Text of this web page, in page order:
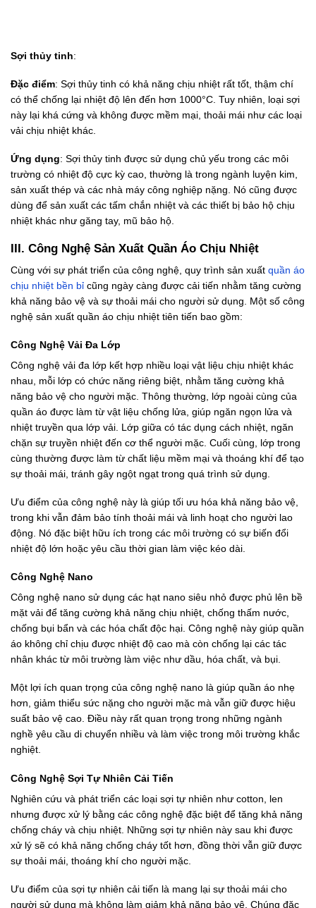
Sợi thủy tinh:
Đặc điểm: Sợi thủy tinh có khả năng chịu nhiệt rất tốt, thậm chí
có thể chống lại nhiệt độ lên đến hơn 1000°C. Tuy nhiên, loại sợi
này lại khá cứng và không được mềm mại, thoải mái như các loại
vải chịu nhiệt khác.
Ứng dụng: Sợi thủy tinh được sử dụng chủ yếu trong các môi
trường có nhiệt độ cực kỳ cao, thường là trong ngành luyện kim,
sản xuất thép và các nhà máy công nghiệp nặng. Nó cũng được
dùng để sản xuất các tấm chắn nhiệt và các thiết bị bảo hộ chịu
nhiệt khác như găng tay, mũ bảo hộ.
III. Công Nghệ Sản Xuất Quần Áo Chịu Nhiệt
Cùng với sự phát triển của công nghệ, quy trình sản xuất quần áo
chịu nhiệt bền bỉ cũng ngày càng được cải tiến nhằm tăng cường
khả năng bảo vệ và sự thoải mái cho người sử dụng. Một số công
nghệ sản xuất quần áo chịu nhiệt tiên tiến bao gồm:
Công Nghệ Vải Đa Lớp
Công nghệ vải đa lớp kết hợp nhiều loại vật liệu chịu nhiệt khác
nhau, mỗi lớp có chức năng riêng biệt, nhằm tăng cường khả
năng bảo vệ cho người mặc. Thông thường, lớp ngoài cùng của
quần áo được làm từ vật liệu chống lửa, giúp ngăn ngọn lửa và
nhiệt truyền qua lớp vải. Lớp giữa có tác dụng cách nhiệt, ngăn
chặn sự truyền nhiệt đến cơ thể người mặc. Cuối cùng, lớp trong
cùng thường được làm từ chất liệu mềm mại và thoáng khí để tạo
sự thoải mái, tránh gây ngột ngạt trong quá trình sử dụng.
Ưu điểm của công nghệ này là giúp tối ưu hóa khả năng bảo vệ,
trong khi vẫn đảm bảo tính thoải mái và linh hoạt cho người lao
động. Nó đặc biệt hữu ích trong các môi trường có sự biến đổi
nhiệt độ lớn hoặc yêu cầu thời gian làm việc kéo dài.
Công Nghệ Nano
Công nghệ nano sử dụng các hạt nano siêu nhỏ được phủ lên bề
mặt vải để tăng cường khả năng chịu nhiệt, chống thấm nước,
chống bụi bẩn và các hóa chất độc hại. Công nghệ này giúp quần
áo không chỉ chịu được nhiệt độ cao mà còn chống lại các tác
nhân khác từ môi trường làm việc như dầu, hóa chất, và bụi.
Một lợi ích quan trọng của công nghệ nano là giúp quần áo nhẹ
hơn, giảm thiểu sức nặng cho người mặc mà vẫn giữ được hiệu
suất bảo vệ cao. Điều này rất quan trọng trong những ngành
nghề yêu cầu di chuyển nhiều và làm việc trong môi trường khắc
nghiệt.
Công Nghệ Sợi Tự Nhiên Cải Tiến
Nghiên cứu và phát triển các loại sợi tự nhiên như cotton, len
nhưng được xử lý bằng các công nghệ đặc biệt để tăng khả năng
chống cháy và chịu nhiệt. Những sợi tự nhiên này sau khi được
xử lý sẽ có khả năng chống cháy tốt hơn, đồng thời vẫn giữ được
sự thoải mái, thoáng khí cho người mặc.
Ưu điểm của sợi tự nhiên cải tiến là mang lại sự thoải mái cho
người sử dụng mà không làm giảm khả năng bảo vệ. Chúng đặc